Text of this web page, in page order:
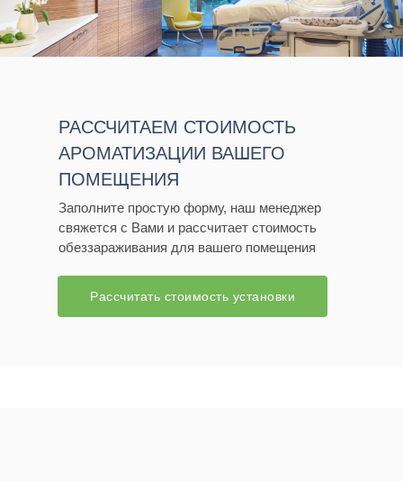
РАССЧИТАЕМ СТОИМОСТЬ
АРОМАТИЗАЦИИ ВАШЕГО
ПОМЕЩЕНИЯ
Расcчитать стоимость установки
Заполните простую форму, наш менеджер
свяжется с Вами и рассчитает стоимость
обеззараживания для вашего помещения